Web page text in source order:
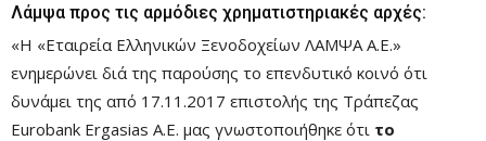
Λάμψα προς τις αρμόδιες χρηματιστηριακές αρχές:
«Η «Εταιρεία Ελληνικών Ξενοδοχείων ΛΑΜΨΑ Α.Ε.»
ενημερώνει διά της παρούσης το επενδυτικό κοινό ότι
δυνάμει της από 17.11.2017 επιστολής της Τράπεζας
Eurobank Ergasias A.E. μας γνωστοποιήθηκε ότι το